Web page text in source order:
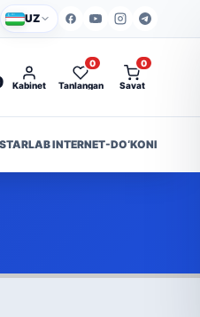
UZ
Kabinet Tanlangan
0
Savat
0
STARLAB INTERNET-DO‘KONI